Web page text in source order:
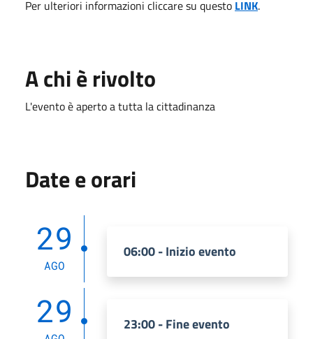
Per ulteriori informazioni cliccare su questo LINK.
A chi è rivolto
L'evento è aperto a tutta la cittadinanza
Date e orari
29
AGO
06:00 - Inizio evento
29 23:00 - Fine evento